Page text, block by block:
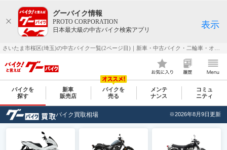
グーバイク情報
PROTO CORPORATION
日本最大級の中古バイク検索アプリ
表示
バイクを
探す
新車
販売店
バイクを
売る
メンテ
ナンス
コミュ
ニティ
バイク買取相場 ※2026年8月9日更新